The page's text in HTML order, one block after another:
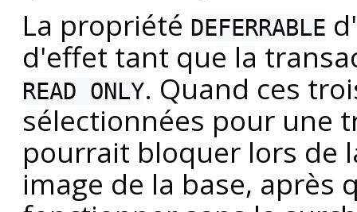
La propriété DEFERRABLE
d'effet tant que la
READ ONLY. Quand ces
sélectionnées pour une
pourrait bloquer lors de
image de la base, après